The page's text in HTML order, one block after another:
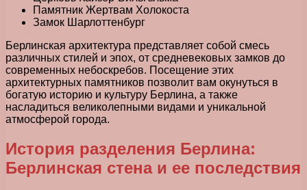
Памятник Жертвам Холокоста
Замок Шарлоттенбург
Берлинская архитектура представляет собой смесь
различных стилей и эпох, от средневековых замков до
современных небоскребов. Посещение этих
архитектурных памятников позволит вам окунуться в
богатую историю и культуру Берлина, а также
насладиться великолепными видами и уникальной
атмосферой города.
История разделения Берлина:
Берлинская стена и ее последствия